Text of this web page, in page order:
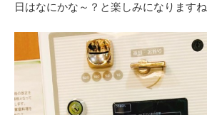
日はなにかな～？と楽しみになりますね